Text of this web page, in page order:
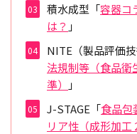
積水成型「容器コ
は？ 」
NITE（製品評価
法規制等（食品衛
準）
」
J-STAGE「食品包
リア性（成形加工